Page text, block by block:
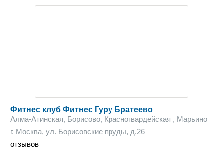
Фитнес клуб Фитнес Гуру Братеево
Алма-Атинская, Борисово, Красногвардейская , Марьино
г. Москва, ул. Борисовские пруды, д.26
отзывов